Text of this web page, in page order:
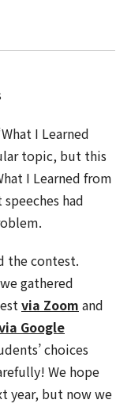
ついて
I Learned
topic, but this
I Learned from
had
the contest.
gathered
via Zoom and
Google
choices
We hope
year, but now we